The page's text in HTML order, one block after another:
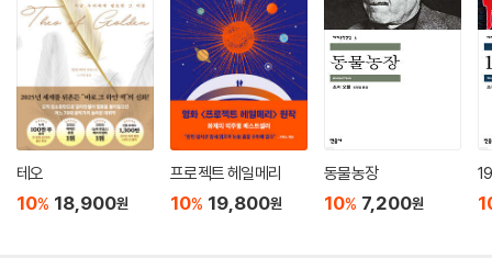
『끝나지 않은 이야기』(2022)의 뒤를 이어 2023년 톨킨 세계관에서 가장
핵심을 이루는 작품들 중 일부인 『후린의 아이들』, 『베렌과 루시엔』, 『곤돌
린의 몰락』을 출간, 앞으로도 톨킨의 책들을 꾸준히 선보일 계획이다. 옥스
퍼드 보들리언 도서관의 톨킨 관련 특별 전시 도록 『J.R.R. 톨킨: 가운데땅
의 창조자』에 이어 『햄의 농부 가일스』, 『톰 봄바딜의 모험』, 『큰 우튼의 대
장장이』, 『로버랜덤』, 『톨킨 전기』, 『톨킨의 편지들-개정증보판』 등 더욱
폭넓고 깊이 있는 톨킨의 작품들을 향후 선보이기 위해 준비하고 있다.
테오
10% 18,900원
프로젝트 헤일메리
10% 19,800원
동물농장
10% 7,200원